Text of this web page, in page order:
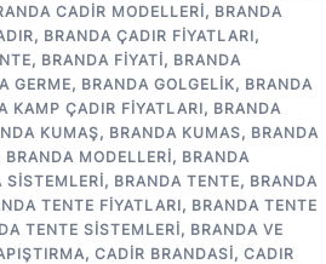
CADIR MODELLERI, BRANDA
, BRANDA ÇADIR FIYATLARI,
, BRANDA FIYATI, BRANDA
GERME, BRANDA GOLGELIK, BRANDA
KAMP ÇADIR FIYATLARI, BRANDA
KUMAŞ, BRANDA KUMAS, BRANDA
BRANDA MODELLERI, BRANDA
SISTEMLERI, BRANDA TENTE, BRANDA
TENTE FIYATLARI, BRANDA TENTE
TENTE SISTEMLERI, BRANDA VE
, CADIR BRANDASI, CADIR